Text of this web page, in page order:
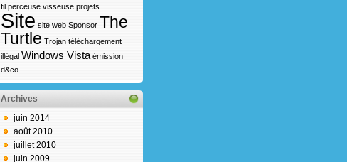
fil perceuse visseuse projets
Site site web Sponsor The
Turtle Trojan téléchargement
illégal Windows Vista émission
d&co
Archives
juin 2014
août 2010
juillet 2010
juin 2009